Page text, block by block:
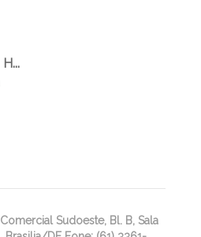
H...
Sudoeste, Bl. B, Sala